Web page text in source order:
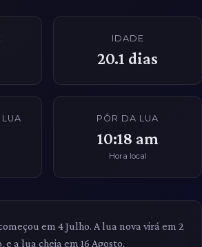
IDADE
20.1 dias
PÔR DA LUA
10:18 am
Hora local
em 4 Julho. A lua nova virá em 2
e a lua cheia em 16 Agosto.